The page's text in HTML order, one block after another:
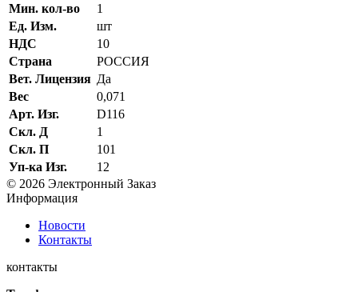
Мин. кол-во
1
Ед. Изм.
шт
НДС
10
Страна
РОССИЯ
Вет. Лицензия Да
Вес
0,071
Арт. Изг.
D116
Скл. Д
1
Скл. П
101
Уп-ка Изг.
12
© 2026 Электронный Заказ
Информация
Новости
Контакты
контакты